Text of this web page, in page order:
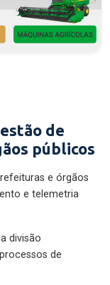
de
públicos
e órgãos
e telemetria
divisão
de